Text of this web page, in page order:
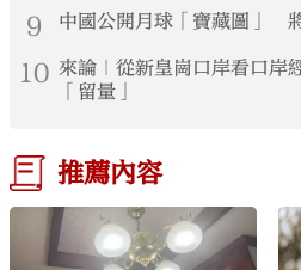
9 中國公開月球「寶藏圖」
10 來論｜從新皇崗口岸看口
「留量」
推薦內容